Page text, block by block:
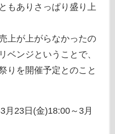
もありさっぱり盛り上
上が上がらなかったの
ベンジということで、
りを開催予定とのこと
月23日(金)18:00～3月